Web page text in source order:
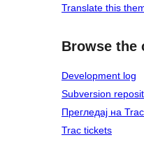
Translate this
Browse the
Development log
Subversion
Прегледај на
Trac tickets